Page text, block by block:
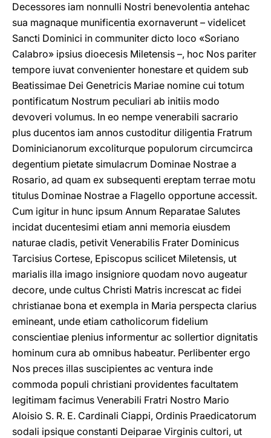
Decessores iam nonnulli Nostri benevolentia antehac
sua magnaque munificentia exornaverunt – videlicet
Sancti Dominici in communiter dicto loco «Soriano
Calabro» ipsius dioecesis Miletensis –, hoc Nos pariter
tempore iuvat convenienter honestare et quidem sub
Beatissimae Dei Genetricis Mariae nomine cui totum
pontificatum Nostrum peculiari ab initiis modo
devoveri volumus. In eo nempe venerabili sacrario
plus ducentos iam annos custoditur diligentia Fratrum
Dominicianorum excoliturque populorum circumcirca
degentium pietate simulacrum Dominae Nostrae a
Rosario, ad quam ex subsequenti ereptam terrae motu
titulus Dominae Nostrae a Flagello opportune accessit.
Cum igitur in hunc ipsum Annum Reparatae Salutes
incidat ducentesimi etiam anni memoria eiusdem
naturae cladis, petivit Venerabilis Frater Dominicus
Tarcisius Cortese, Episcopus scilicet Miletensis, ut
marialis illa imago insigniore quodam novo augeatur
decore, unde cultus Christi Matris increscat ac fidei
christianae bona et exempla in Maria perspecta clarius
emineant, unde etiam catholicorum fidelium
conscientiae plenius informentur ac sollertior dignitatis
hominum cura ab omnibus habeatur. Perlibenter ergo
Nos preces illas suscipientes ac ventura inde
commoda populi christiani providentes facultatem
legitimam facimus Venerabili Fratri Nostro Mario
Aloisio S. R. E. Cardinali Ciappi, Ordinis Praedicatorum
sodali ipsique constanti Deiparae Virginis cultori, ut